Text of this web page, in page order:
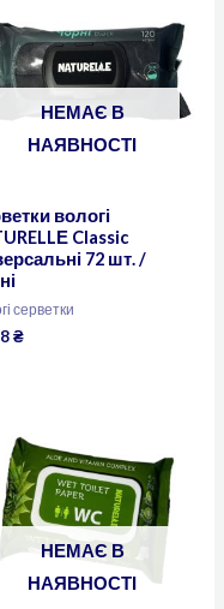
НЕМАЄ В
НАЯВНОСТІ
вологі
Classic
72 шт. /
серветки
₴
НЕМАЄ В
НАЯВНОСТІ